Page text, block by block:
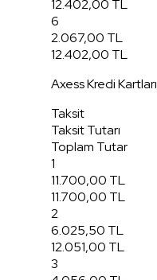
12.402,00 TL
6
2.067,00 TL
12.402,00 TL
Axess Kredi Kartları
Taksit
Taksit Tutarı
Toplam Tutar
1
11.700,00 TL
11.700,00 TL
2
6.025,50 TL
12.051,00 TL
3